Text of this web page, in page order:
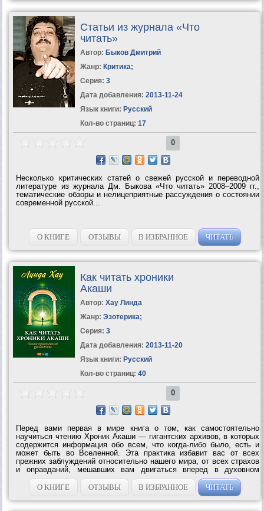
Статьи из журнала «Что
читать»
Автор: Быков Дмитрий
Жанр: Критика;
Серия: 3
Дата добавления: 2013-11-24
Язык книги: Русский
Кол-во страниц: 17
0
Несколько критических статей о свежей русской и переводной
литературе из журнала Дм. Быкова «Что читать» 2008–2009 гг.,
тематические обзоры и нелицеприятные рассуждения о состоянии
современной русской...
О КНИГЕ ОТЗЫВЫ В ИЗБРАННОЕ ЧИТАТЬ
Как читать хроники
Акаши
Автор: Хау Линда
Жанр: Эзотерика;
Серия: 3
Дата добавления: 2013-11-20
Язык книги: Русский
Кол-во страниц: 40
0
Перед вами первая в мире книга о том, как самостоятельно
научиться чтению Хроник Акаши — гигантских архивов, в которых
содержится информация обо всем, что когда-либо было, есть и
может быть во Вселенной. Эта практика избавит вас от всех
прежних заблуждений относительно нашего мира, от всех страхов
и оправданий, мешавших вам двигаться вперед в духовном
развитии. Поскольку Хроники Акаши — это не физическое место,
а один из уровней...
О КНИГЕ ОТЗЫВЫ В ИЗБРАННОЕ ЧИТАТЬ